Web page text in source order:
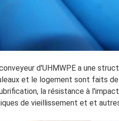
d'UHMWPE a une
et le logement sont faits
la résistance à
de vieillissement et et